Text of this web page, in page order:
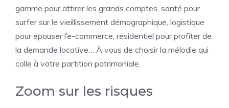
gamme pour attirer les grands comptes, santé pour
surfer sur le vieillissement démographique, logistique
pour épouser l’e-commerce, résidentiel pour profiter de
la demande locative… À vous de choisir la mélodie qui
colle à votre partition patrimoniale.
Zoom sur les risques